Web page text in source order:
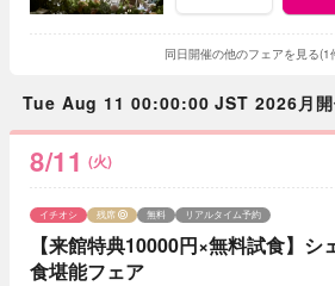
同日開催の他のフェアを見る(1
Tue Aug 11 00:00:00 JST 2026月開
8/11 (火)
【来館特典10000円×無料試食】シ
食堪能フェア
イチオシ 残席 無料 リアルタイム予約